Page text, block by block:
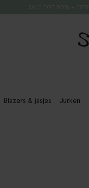
Blazers & jasjes Jurken